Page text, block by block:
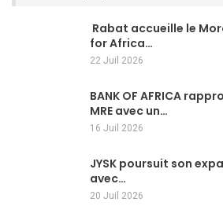
Rabat accueille le
for Africa…
22 Juil 2026
BANK OF AFRICA
MRE avec un…
16 Juil 2026
JYSK poursuit son
avec…
20 Juil 2026